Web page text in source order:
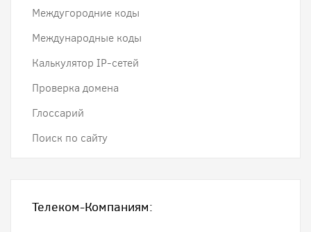
Междугородние коды
Международные коды
Калькулятор IP-сетей
Проверка домена
Глоссарий
Поиск по сайту
Телеком-Компаниям: